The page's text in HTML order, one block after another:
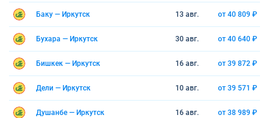
Баку — Иркутск 13 авг. от 40 809 ₽
Бухара — Иркутск 30 авг. от 40 640 ₽
Бишкек — Иркутск 16 авг. от 39 872 ₽
Дели — Иркутск 10 авг. от 39 571 ₽
Душанбе — Иркутск 16 авг. от 38 989 ₽